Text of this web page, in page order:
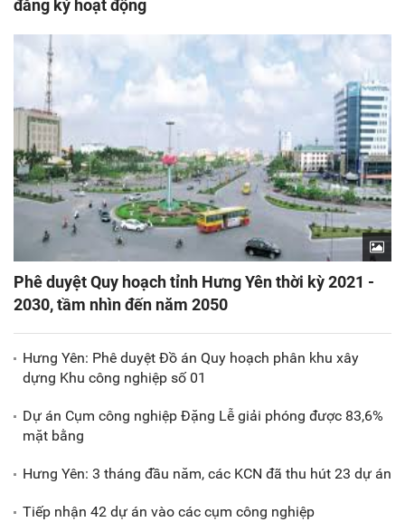
đăng ký hoạt động
Phê duyệt Quy hoạch tỉnh Hưng Yên thời kỳ 2021 -
2030, tầm nhìn đến năm 2050
Hưng Yên: Phê duyệt Đồ án Quy hoạch phân khu xây
dựng Khu công nghiệp số 01
Dự án Cụm công nghiệp Đặng Lễ giải phóng được 83,6%
mặt bằng
Hưng Yên: 3 tháng đầu năm, các KCN đã thu hút 23 dự án
Tiếp nhận 42 dự án vào các cụm công nghiệp